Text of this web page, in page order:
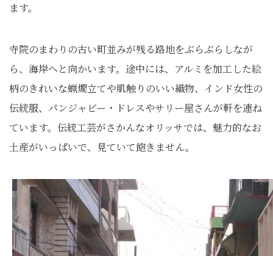
ます。
寺院のまわりの古い町並みが残る路地をぶらぶらしなが
ら、海岸へと向かいます。途中には、アルミを加工した絵
柄のきれいな蝋燭立てや肌触りのいい織物、インド女性の
伝統服、パンジャビー・ドレスやサリー屋さんが軒を連ね
ています。伝統工芸がさかんなオリッサでは、魅力的なお
土産がいっぱいで、見ていて飽きません。